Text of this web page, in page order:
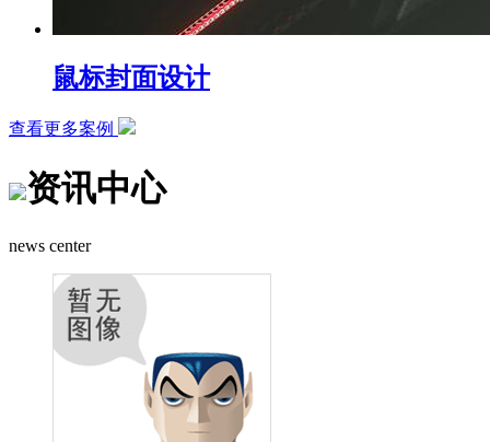
鼠标封面设计
查看更多案例
资讯中心
news center